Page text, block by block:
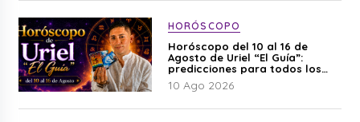
HORÓSCOPO
Horóscopo del 10 al 16 de
Agosto de Uriel “El Guía”:
predicciones para todos los
signos del zodiaco aquí
10 Ago 2026